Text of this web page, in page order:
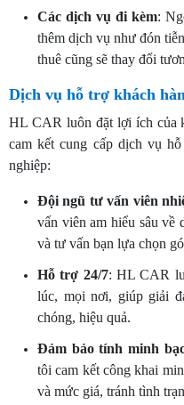
Các dịch vụ đi kèm:
thêm dịch vụ như đón
thuê cũng sẽ thay đổi
Dịch vụ hỗ trợ khách
HL CAR luôn đặt lợi ích của
cam kết cung cấp dịch vụ
nghiệp:
Đội ngũ tư vấn viên
vấn viên am hiểu sâu về
và tư vấn bạn lựa chọn
Hỗ trợ 24/7: HL CAR
lúc, mọi nơi, giúp giải
chóng, hiệu quả.
Đảm bảo tính minh
tôi cam kết công khai
và mức giá, tránh tình